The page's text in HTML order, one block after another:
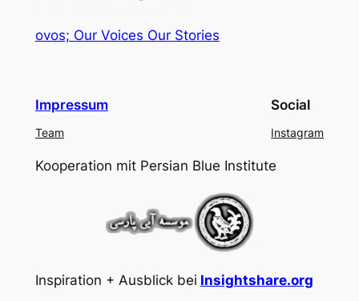
ovos; Our Voices Our Stories
Impressum
Team
Social
Instagram
Kooperation mit Persian Blue Institute
Inspiration + Ausblick bei Insightshare.org